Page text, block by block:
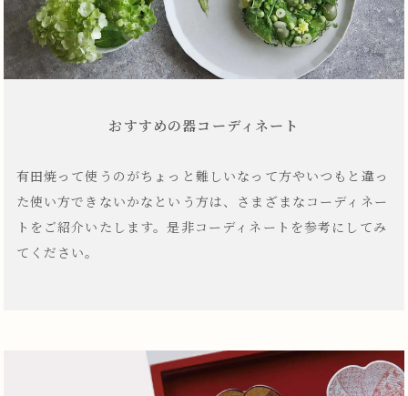
おすすめの器コーディネート
有田焼って使うのがちょっと難しいなって方やいつもと違っ
た使い方できないかなという方は、さまざまなコーディネー
トをご紹介いたします。是非コーディネートを参考にしてみ
てください。